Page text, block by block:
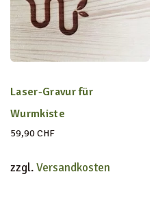
Laser-Gravur für
Wurmkiste
59,90CHF
zzgl.Versandkosten